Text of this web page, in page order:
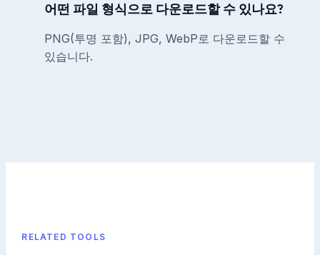
어떤 파일 형식으로 다운로드할 수 있나요?
PNG(투명 포함), JPG, WebP로 다운로드할 수
있습니다.
RELATED TOOLS